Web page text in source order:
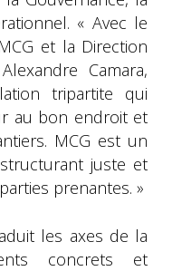
« Avec le
et la Direction
Camara,
tripartite qui
au bon endroit et
MCG est un
juste et
prenantes. »
les axes de la
concrets et